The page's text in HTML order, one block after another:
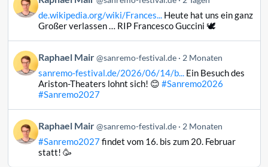
ansehen
von
Raphael
Bluesky
ansehen
de.wikipedia.org/wiki/Frances...Heute hat uns ein ganz
Großer verlassen … RIP Francesco Guccini 🕊️
Beitrag
von
Raphael
ansehen
Raphael Mair @sanremo-festival.de 2 Monaten
sanremo-festival.de/2026/06/14/b...Ein Besuch des
Ariston-Theaters lohnt sich! 😊 #Sanremo2026
#Sanremo2027
Beitrag
von
Raphael
Raphael Mair @sanremo-festival.de 2 Monaten
#Sanremo2027findet vom 16. bis zum 20. Februar
statt! 🥳